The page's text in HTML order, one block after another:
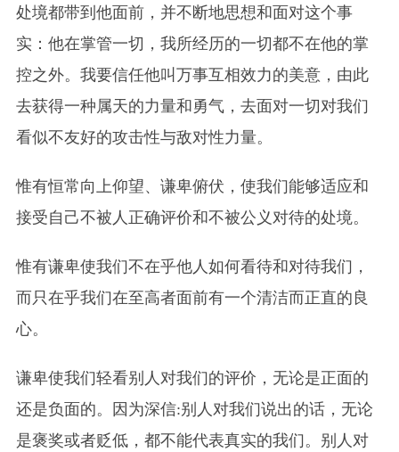
处境都带到他面前，并不断地思想和面对这个事
实：他在掌管一切，我所经历的一切都不在他的掌
控之外。我要信任他叫万事互相效力的美意，由此
去获得一种属天的力量和勇气，去面对一切对我们
看似不友好的攻击性与敌对性力量。
惟有恒常向上仰望、谦卑俯伏，使我们能够适应和
接受自己不被人正确评价和不被公义对待的处境。
惟有谦卑使我们不在乎他人如何看待和对待我们，
而只在乎我们在至高者面前有一个清洁而正直的良
心。
谦卑使我们轻看别人对我们的评价，无论是正面的
还是负面的。因为深信:别人对我们说出的话，无论
是褒奖或者贬低，都不能代表真实的我们。别人对